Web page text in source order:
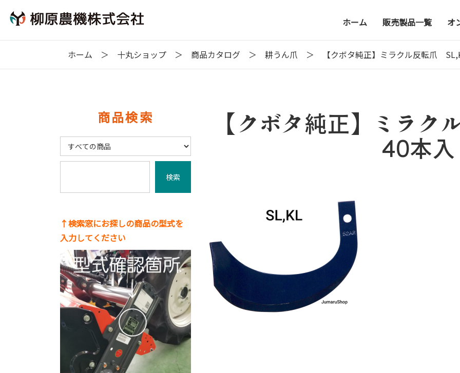
ホーム 販売製品一覧 オ
ホーム 十丸ショップ 商品カタログ 耕うん爪 【クボタ純正】ミラクル反転爪
【クボタ純正】ミラ
40本入
商品検索
↑検索窓にお探しの商品の型式を
入力してください